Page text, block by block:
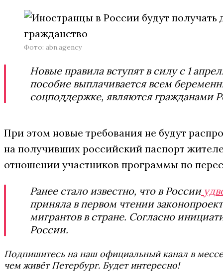
Фото: abn.agency
Новые правила вступят в силу с 1
пособие выплачивается всем
соцподдержке, являются гражданами
При этом новые требования не будут
на получивших российский паспорт
отношении участников программы по
Ранее стало известно, что в России
приняла в первом чтении
мигрантов в стране. Согласно
России.
Подпишитесь на наш официальный канал в
чем живёт Петербург. Будет интересно!